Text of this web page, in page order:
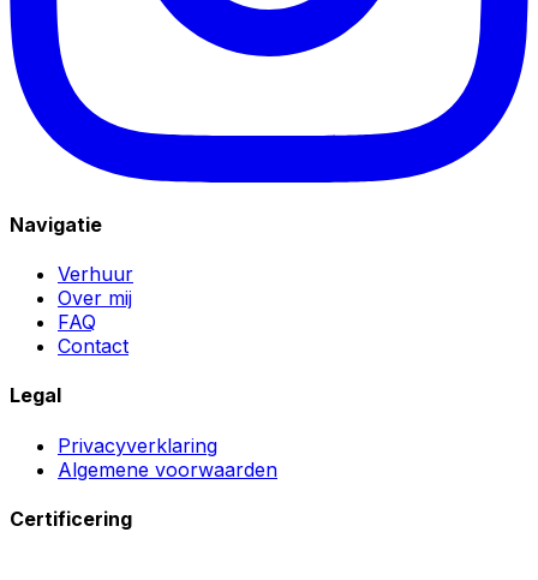
Navigatie
Verhuur
Over mij
FAQ
Contact
Legal
Privacyverklaring
Algemene voorwaarden
Certificering